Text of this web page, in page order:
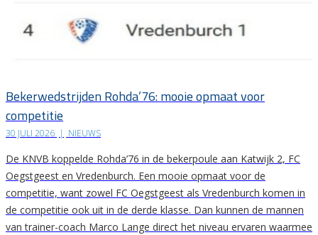
Bekerwedstrijden Rohda’76: mooie opmaat voor
competitie
30 JULI 2026 | NIEUWS
De KNVB koppelde Rohda’76 in de bekerpoule aan Katwijk 2, FC
Oegstgeest en Vredenburch. Een mooie opmaat voor de
competitie, want zowel FC Oegstgeest als Vredenburch komen in
de competitie ook uit in de derde klasse. Dan kunnen de mannen
van trainer-coach Marco Lange direct het niveau ervaren waarmee